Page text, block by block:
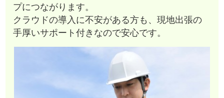
プにつながります。
クラウドの導入に不安がある方も、現地出張の
手厚いサポート付きなので安心です。